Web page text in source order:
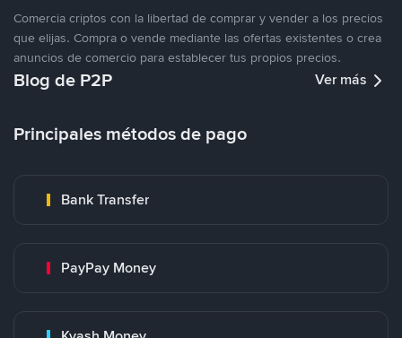
Comercia criptos con la libertad de comprar y vender a los precios
que elijas. Compra o vende mediante las ofertas existentes o crea
anuncios de comercio para establecer tus propios precios.
Blog de P2P Ver más
Principales métodos de pago
Bank Transfer
PayPay Money